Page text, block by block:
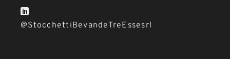
@StocchettiBevandeTreEssesrl